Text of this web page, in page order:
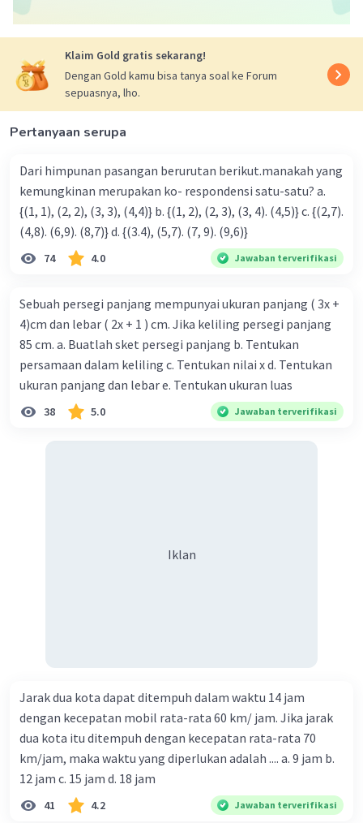
Beri Rating · 1
Klaim Gold gratis sekarang!
Dengan Gold kamu bisa tanya soal ke Forum
sepuasnya, lho.
Pertanyaan serupa
Dari himpunan pasangan berurutan berikut.manakah yang
kemungkinan merupakan ko- respondensi satu-satu? a.
{(1, 1), (2, 2), (3, 3), (4,4)} b. {(1, 2), (2, 3), (3, 4). (4,5)} c. {(2,7).
(4,8). (6,9). (8,7)} d. {(3.4), (5,7). (7, 9). (9,6)}
74 4.0 Jawaban terverifikasi
Sebuah persegi panjang mempunyai ukuran panjang ( 3x +
4)cm dan lebar ( 2x + 1 ) cm. Jika keliling persegi panjang
85 cm. a. Buatlah sket persegi panjang b. Tentukan
persamaan dalam keliling c. Tentukan nilai x d. Tentukan
ukuran panjang dan lebar e. Tentukan ukuran luas
38 5.0 Jawaban terverifikasi
Iklan
Jarak dua kota dapat ditempuh dalam waktu 14 jam
dengan kecepatan mobil rata-rata 60 km/ jam. Jika jarak
dua kota itu ditempuh dengan kecepatan rata-rata 70
km/jam, maka waktu yang diperlukan adalah .... a. 9 jam b.
12 jam c. 15 jam d. 18 jam
41 4.2 Jawaban terverifikasi